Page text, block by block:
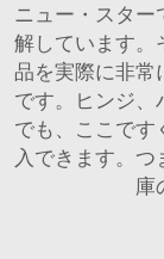
ニュー・スター
解しています。
品を実際に非常
です。ヒンジ、
でも、ここです
入できます。
庫